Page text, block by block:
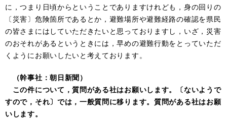
に，つまり日頃からということでありますけれども，身の回りの
〔災害〕危険箇所であるとか，避難場所や避難経路の確認を県民
の皆さまにはしていただきたいと思っておりますし，いざ，災害
のおそれがあるというときには，早めの避難行動をとっていただ
くようにお願いしたいと考えております。
（幹事社：朝日新聞）
この件について，質問がある社はお願いします。〔ないようで
すので，それ〕では，一般質問に移ります。質問がある社はお願
いします。